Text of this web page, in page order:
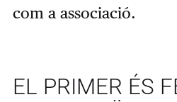
com a associació.
EL PRIMER ÉS